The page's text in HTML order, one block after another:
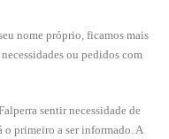
nome próprio, ficamos mais
ou pedidos com
sentir necessidade de
primeiro a ser informado. A